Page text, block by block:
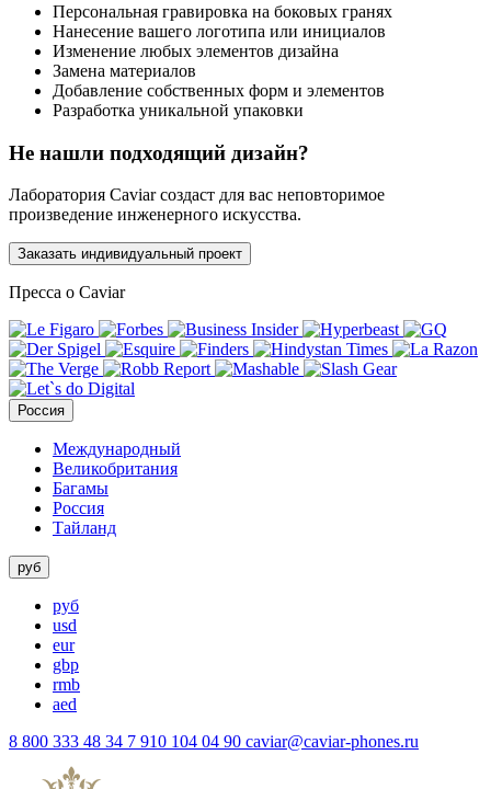
Персональная гравировка на боковых гранях
Нанесение вашего логотипа или инициалов
Изменение любых элементов дизайна
Замена материалов
Добавление собственных форм и элементов
Разработка уникальной упаковки
Не нашли подходящий дизайн?
Лаборатория Caviar создаст для вас неповторимое
произведение инженерного искусства.
Заказать индивидуальный проект
Пресса о Caviar
Россия
Международный
Великобритания
Багамы
Россия
Тайланд
руб
руб
usd
eur
gbp
rmb
aed
8 800 333 48 34 7 910 104 04 90 caviar@caviar-phones.ru